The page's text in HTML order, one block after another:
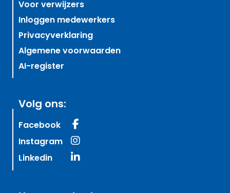
Voor verwijzers
Inloggen medewerkers
Privacyverklaring
Algemene voorwaarden
AI-register
Volg ons:
Facebook
Instagram
Linkedin